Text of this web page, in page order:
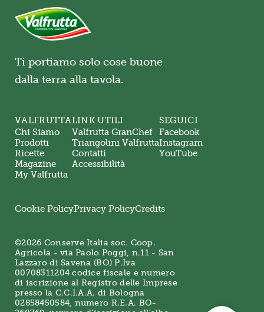
Ti portiamo solo cose buone
dalla terra alla tavola.
VALFRUTTA
Chi Siamo
Prodotti
Ricette
Magazine
My Valfrutta
LINK UTILI
Valfrutta GranChef
Triangolini Valfrutta
Contatti
Accessibilità
SEGUICI
Facebook
Instagram
YouTube
©2026 Conserve Italia soc. Coop.
Agricola - via Paolo Poggi, n.11 - San
Lazzaro di Savena (BO) P.Iva
00708311204 codice fiscale e numero
di iscrizione al Registro delle Imprese
presso la C.C.I.A.A. di Bologna
02858450584, numero R.E.A. BO-
Cookie PolicyPrivacy PolicyCredits